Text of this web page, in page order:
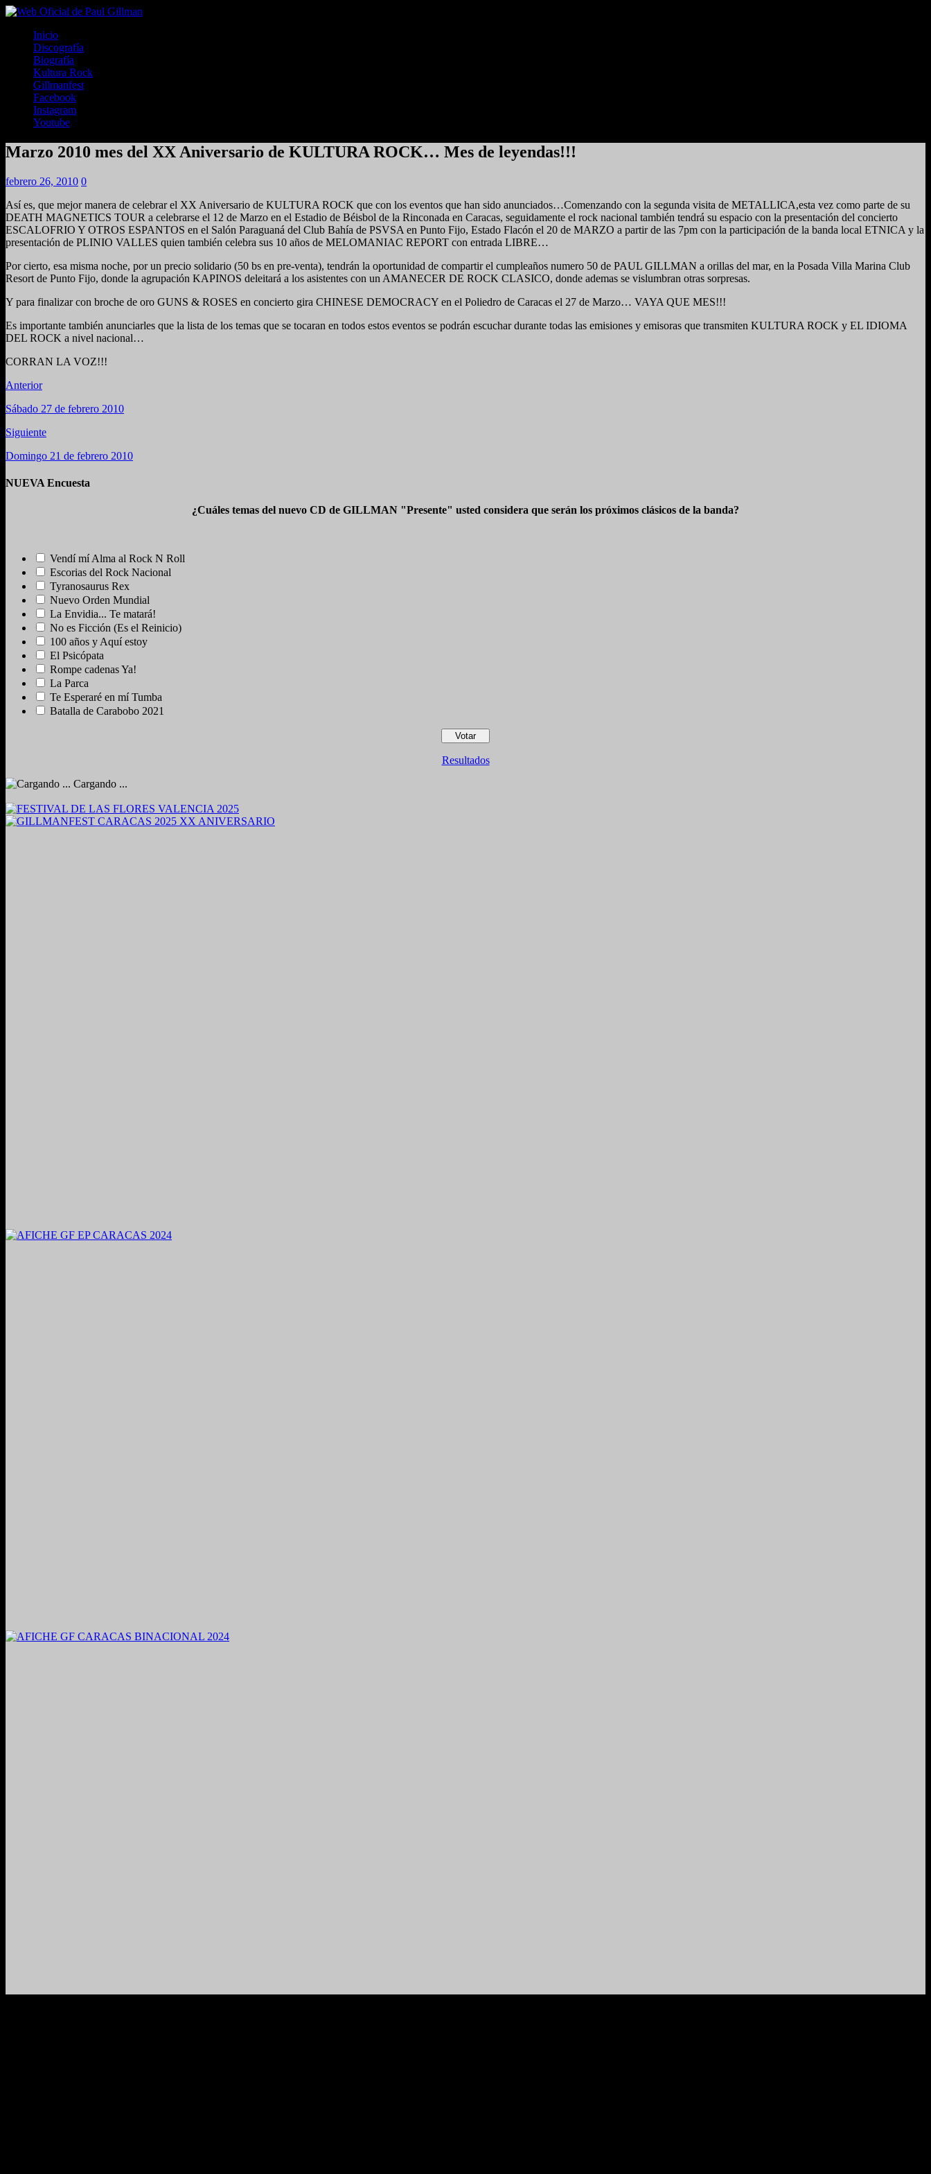
Inicio
Discografía
Biografía
Kultura Rock
Gillmanfest
Facebook
Instagram
Youtube
Marzo 2010 mes del XX Aniversario de KULTURA ROCK… Mes de leyendas!!!
febrero 26, 2010 0
Así es, que mejor manera de celebrar el XX Aniversario de KULTURA ROCK que con los eventos que han sido anunciados…Comenzando con la segunda visita de METALLICA,esta vez como parte de su
DEATH MAGNETICS TOUR a celebrarse el 12 de Marzo en el Estadio de Béisbol de la Rinconada en Caracas, seguidamente el rock nacional también tendrá su espacio con la presentación del concierto
ESCALOFRIO Y OTROS ESPANTOS en el Salón Paraguaná del Club Bahía de PSVSA en Punto Fijo, Estado Flacón el 20 de MARZO a partir de las 7pm con la participación de la banda local ETNICA y la
presentación de PLINIO VALLES quien también celebra sus 10 años de MELOMANIAC REPORT con entrada LIBRE…
Por cierto, esa misma noche, por un precio solidario (50 bs en pre-venta), tendrán la oportunidad de compartir el cumpleaños numero 50 de PAUL GILLMAN a orillas del mar, en la Posada Villa Marina Club
Resort de Punto Fijo, donde la agrupación KAPINOS deleitará a los asistentes con un AMANECER DE ROCK CLASICO, donde ademas se vislumbran otras sorpresas.
Y para finalizar con broche de oro GUNS & ROSES en concierto gira CHINESE DEMOCRACY en el Poliedro de Caracas el 27 de Marzo… VAYA QUE MES!!!
Es importante también anunciarles que la lista de los temas que se tocaran en todos estos eventos se podrán escuchar durante todas las emisiones y emisoras que transmiten KULTURA ROCK y EL IDIOMA
DEL ROCK a nivel nacional…
CORRAN LA VOZ!!!
Anterior
Sábado 27 de febrero 2010
Siguiente
Domingo 21 de febrero 2010
NUEVA Encuesta
¿Cuáles temas del nuevo CD de GILLMAN "Presente" usted considera que serán los próximos clásicos de la banda?
Vendí mí Alma al Rock N Roll
Escorias del Rock Nacional
Tyranosaurus Rex
Nuevo Orden Mundial
La Envidia... Te matará!
No es Ficción (Es el Reinicio)
100 años y Aquí estoy
El Psicópata
Rompe cadenas Ya!
La Parca
Te Esperaré en mí Tumba
Batalla de Carabobo 2021
Resultados
Cargando ...